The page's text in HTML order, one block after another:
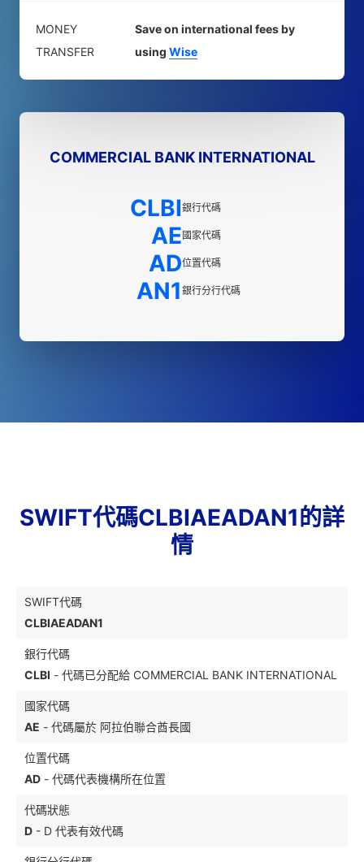
MONEY
TRANSFER
Save on international fees by
using Wise
COMMERCIAL BANK INTERNATIONAL
CLBI銀行代碼
AE國家代碼
AD位置代碼
AN1 銀行分行代碼
SWIFT代碼CLBIAEADAN1的詳
情
SWIFT代碼
CLBIAEADAN1
銀行代碼
CLBI - 代碼已分配給 COMMERCIAL BANK INTERNATIONAL
國家代碼
AE - 代碼屬於 阿拉伯聯合酋長國
位置代碼
AD - 代碼代表機構所在位置
代碼狀態
D - D 代表有效代碼